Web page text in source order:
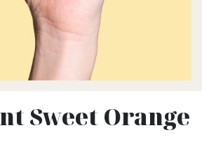
Sweet Orange